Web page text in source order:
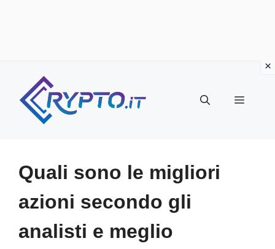
contenuto
Menu
Quali sono le migliori
azioni secondo gli
analisti e meglio